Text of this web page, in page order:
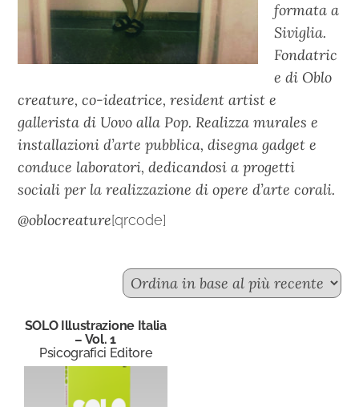
formata a
Siviglia.
Fondatric
e di Oblo
creature, co-ideatrice, resident artist e
gallerista di Uovo alla Pop. Realizza murales e
installazioni d’arte pubblica, disegna gadget e
conduce laboratori, dedicandosi a progetti
sociali per la realizzazione di opere d’arte corali.
@oblocreature[qrcode]
SOLO Illustrazione Italia
– Vol. 1
Psicografici Editore